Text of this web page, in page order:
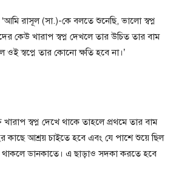
রাসূল (সা.)-কে বলতে শুনেছি, ভালো স্বপ্ন
কেউ খারাপ স্বপ্ন দেখলে তার উচিত তার বাম
স্বপ্নে তার কোনো ক্ষতি হবে না।’
স্বপ্ন দেখে থাকে তাহলে প্রথমে তার বাম
কাছে আশ্রয় চাইতে হবে এবং যে পাশে শুয়ে ছিল
থাকলে ডানকাতে। এ ছাড়াও সদকা করতে হবে